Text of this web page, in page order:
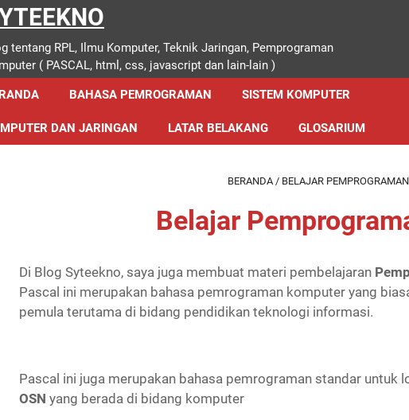
tentang RPL, Ilmu Komputer, Teknik Jaringan, Pemprograman
( PASCAL, html, css, javascript dan lain-lain )
BAHASA PEMROGRAMAN SISTEM KOMPUTER
DAN JARINGAN LATAR BELAKANG GLOSARIUM
BERANDA / BELAJAR
Belajar
Di Blog Syteekno, saya juga membuat materi pembelajaran
Pascal ini merupakan bahasa pemrograman komputer yang
pemula terutama di bidang pendidikan teknologi informasi.
Pascal ini juga merupakan bahasa pemrograman standar untuk
OSN yang berada di bidang komputer